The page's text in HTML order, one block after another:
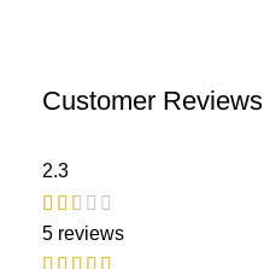
Customer Reviews
2.3
5 reviews